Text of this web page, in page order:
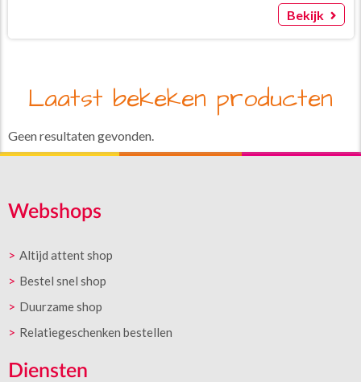
Bekijk
Laatst bekeken producten
Geen resultaten gevonden.
Webshops
Altijd attent shop
Bestel snel shop
Duurzame shop
Relatiegeschenken bestellen
Diensten